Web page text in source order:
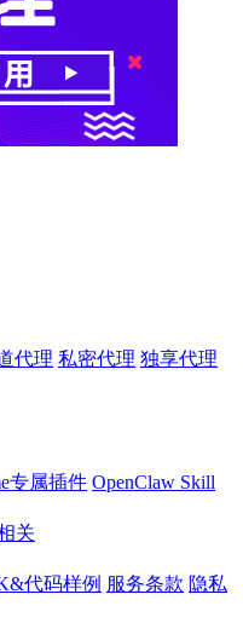
代理 私密代理 独享代理
专属插件 OpenClaw Skill
关
代码样例 服务条款 隐私